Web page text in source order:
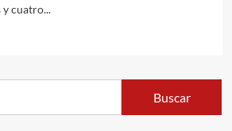
y cuatro...